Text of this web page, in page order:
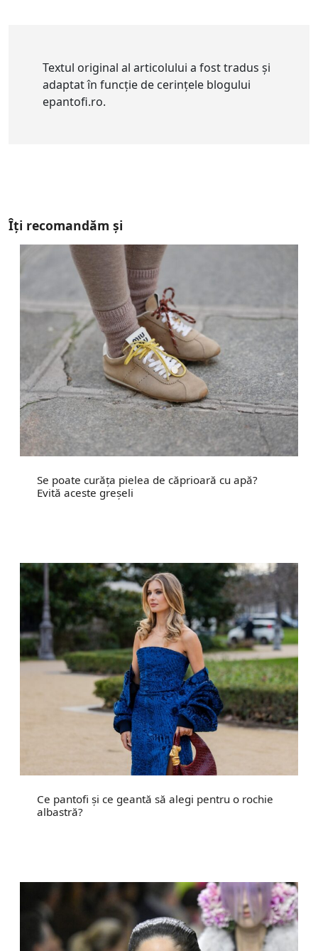
Textul original al articolului a fost tradus și
adaptat în funcție de cerințele blogului
epantofi.ro.
Îți recomandăm și
Se poate curăța pielea de căprioară cu apă?
Evită aceste greșeli
Ce pantofi și ce geantă să alegi pentru o rochie
albastră?